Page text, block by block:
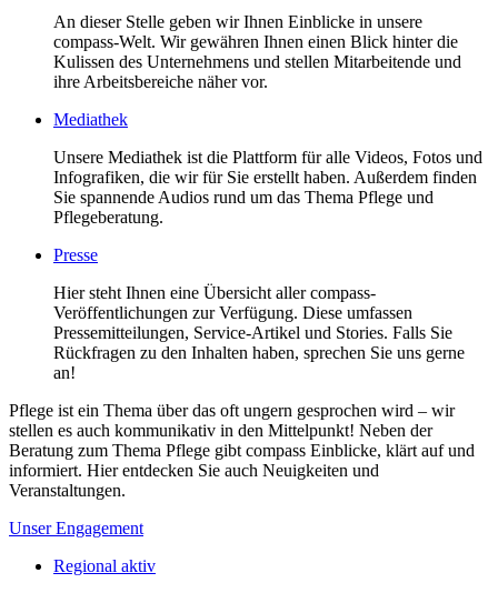
An dieser Stelle geben wir Ihnen Einblicke in unsere
compass-Welt. Wir gewähren Ihnen einen Blick hinter die
Kulissen des Unternehmens und stellen Mitarbeitende und
ihre Arbeitsbereiche näher vor.
Mediathek
Unsere Mediathek ist die Plattform für alle Videos, Fotos und
Infografiken, die wir für Sie erstellt haben. Außerdem finden
Sie spannende Audios rund um das Thema Pflege und
Pflegeberatung.
Presse
Hier steht Ihnen eine Übersicht aller compass-
Veröffentlichungen zur Verfügung. Diese umfassen
Pressemitteilungen, Service-Artikel und Stories. Falls Sie
Rückfragen zu den Inhalten haben, sprechen Sie uns gerne
an!
Pflege ist ein Thema über das oft ungern gesprochen wird – wir
stellen es auch kommunikativ in den Mittelpunkt! Neben der
Beratung zum Thema Pflege gibt compass Einblicke, klärt auf und
informiert. Hier entdecken Sie auch Neuigkeiten und
Veranstaltungen.
Unser Engagement
Regional aktiv